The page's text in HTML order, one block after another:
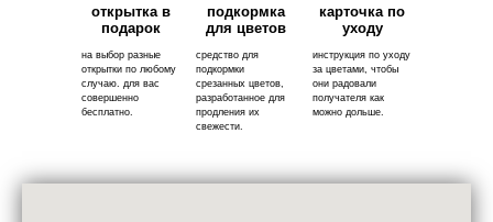
на выбор разные
открытки по любому
случаю. для вас
совершенно
бесплатно.
подкормка
для цветов
средство для
подкормки
срезанных цветов,
разработанное для
продления их
свежести.
инструкция по уходу
за цветами, чтобы
они радовали
получателя как
можно дольше.
карточка по
уходу
открытка в
подарок